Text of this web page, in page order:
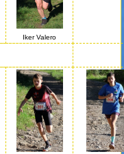
Iker Valero